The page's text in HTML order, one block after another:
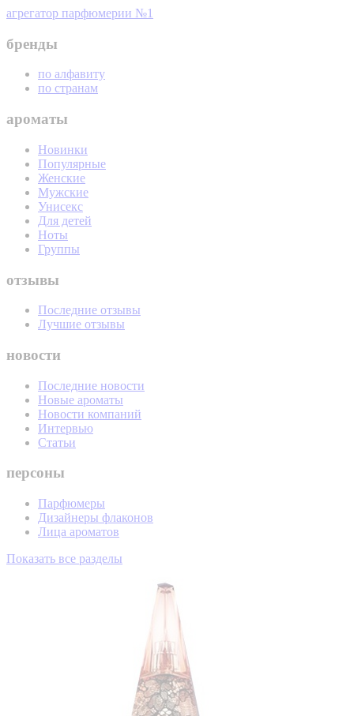
агрегатор парфюмерии №1
бренды
по алфавиту
по странам
ароматы
Новинки
Популярные
Женские
Мужские
Унисекс
Для детей
Ноты
Группы
отзывы
Последние отзывы
Лучшие отзывы
новости
Последние новости
Новые ароматы
Новости компаний
Интервью
Статьи
персоны
Парфюмеры
Дизайнеры флаконов
Лица ароматов
Показать все разделы